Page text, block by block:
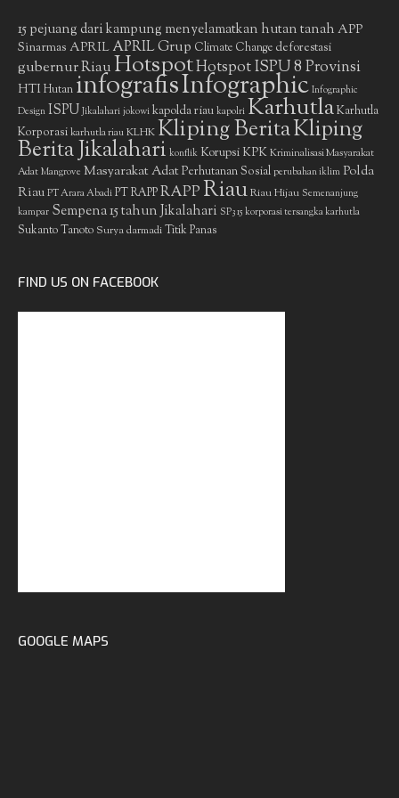
15 pejuang dari kampung menyelamatkan hutan tanah APP
Sinarmas APRIL APRIL Grup Climate Change deforestasi
gubernur RiauHotspotHotspot ISPU 8 Provinsi
HTIHutan infografisInfographic Infographic
Design ISPU Jikalahari jokowi kapolda riau kapolri KarhutlaKarhutla
Korporasikarhutla riauKLHKKliping BeritaKliping
Berita Jikalahari konflik Korupsi KPKKriminalisasi Masyarakat
Adat Mangrove Masyarakat AdatPerhutanan Sosial perubahan iklim Polda
Riau PT Arara Abadi PT RAPPRAPPRiauRiau Hijau Semenanjung
kampar Sempena 15 tahun Jikalahari SP3 15 korporasi tersangka karhutla
Sukanto Tanoto Surya darmadiTitik Panas
FIND US ON FACEBOOK
GOOGLE MAPS